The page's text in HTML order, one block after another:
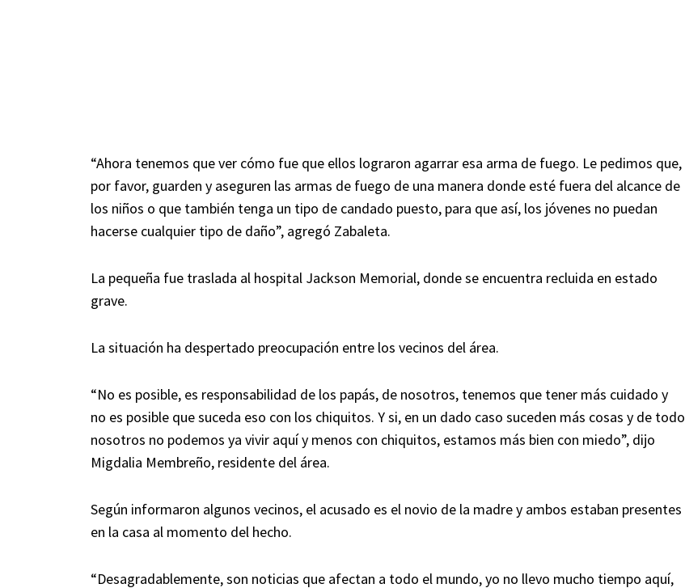
“Ahora tenemos que ver cómo fue que ellos lograron agarrar esa arma de fuego. Le pedimos que,
por favor, guarden y aseguren las armas de fuego de una manera donde esté fuera del alcance de
los niños o que también tenga un tipo de candado puesto, para que así, los jóvenes no puedan
hacerse cualquier tipo de daño”, agregó Zabaleta.
La pequeña fue traslada al hospital Jackson Memorial, donde se encuentra recluida en estado
grave.
La situación ha despertado preocupación entre los vecinos del área.
“No es posible, es responsabilidad de los papás, de nosotros, tenemos que tener más cuidado y
no es posible que suceda eso con los chiquitos. Y si, en un dado caso suceden más cosas y de todo
nosotros no podemos ya vivir aquí y menos con chiquitos, estamos más bien con miedo”, dijo
Migdalia Membreño, residente del área.
Según informaron algunos vecinos, el acusado es el novio de la madre y ambos estaban presentes
en la casa al momento del hecho.
“Desagradablemente, son noticias que afectan a todo el mundo, yo no llevo mucho tiempo aquí,